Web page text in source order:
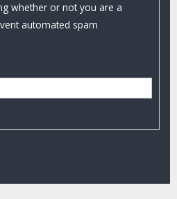
whether or not you are a
automated spam